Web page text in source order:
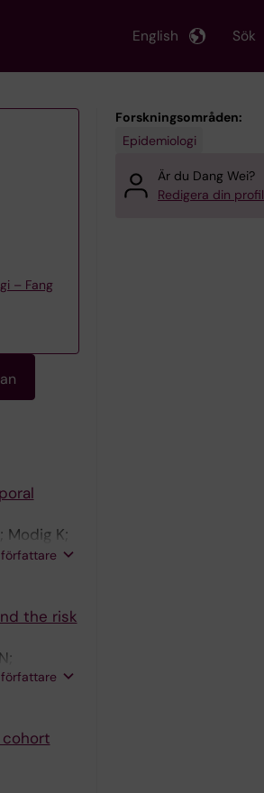
Sök
English
– Fang
Modig K;
F;
författare
the risk
författare
cohort
Forskningsområden:
Epidemiologi
Är du Dang Wei?
Redigera din profil